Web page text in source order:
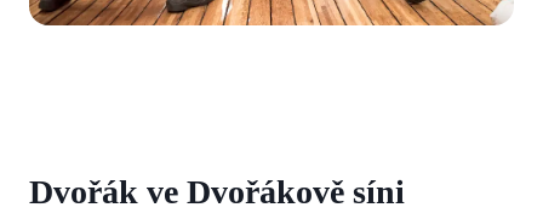
Dvořák ve Dvořákově síni